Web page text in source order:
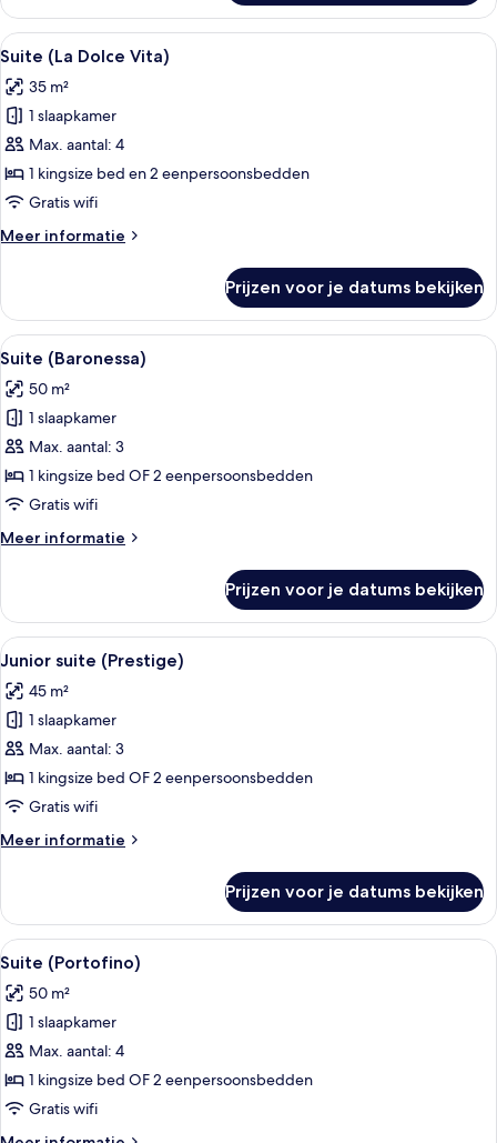
uitzicht
op
tuin
Alle
foto's
voor
Suite
(La
Dolce
Vita)
Suite (La Dolce Vita) |
10
Suite (La Dolce Vita)
35 m²
1 slaapkamer
Max. aantal: 4
1 kingsize bed en 2 eenpersoonsbedden
Gratis wifi
Meer informatie
Meer
(La
Dolce
Vita)
Prijzen voor je datums bekijken
Alle
foto's
voor
Suite
(Baronessa)
laden
Suite (Baronessa) | Hypoallergeen
26
Suite (Baronessa)
50 m²
1 slaapkamer
Max. aantal: 3
1 kingsize bed OF 2 eenpersoonsbedden
Gratis wifi
Meer informatie
Meer
(Baronessa)
Prijzen voor je datums bekijken
Alle
foto's
voor
Junior
suite
(Prestige)
laden
Junior suite (Prestige) |
8
Junior suite (Prestige)
45 m²
1 slaapkamer
Max. aantal: 3
1 kingsize bed OF 2 eenpersoonsbedden
Gratis wifi
Meer informatie
Meer
suite
(Prestige)
Prijzen voor je datums bekijken
Alle
foto's
voor
Suite
(Portofino)
laden
Suite (Portofino) | Hypoallergeen
13
Suite (Portofino)
50 m²
1 slaapkamer
Max. aantal: 4
1 kingsize bed OF 2 eenpersoonsbedden
Gratis wifi